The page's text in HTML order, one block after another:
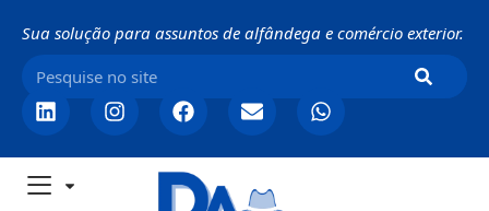
Sua solução para assuntos de alfândega e comércio exterior.